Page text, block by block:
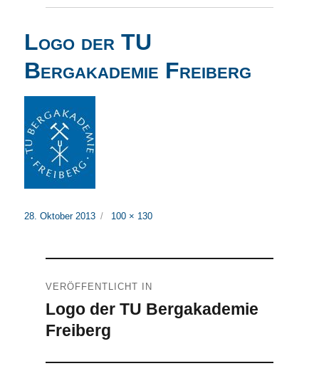
Logo der TU
Bergakademie Freiberg
Veröffentlicht
28. Oktober 2013 Originalgröße
100 × 130
VERÖFFENTLICHT IN
Logo der TU Bergakademie
Freiberg